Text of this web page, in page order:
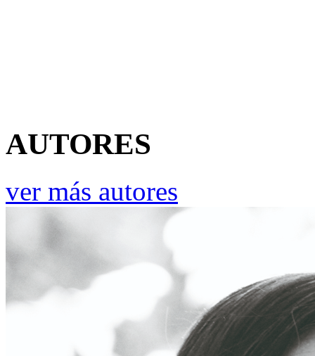
AUTORES
ver más autores